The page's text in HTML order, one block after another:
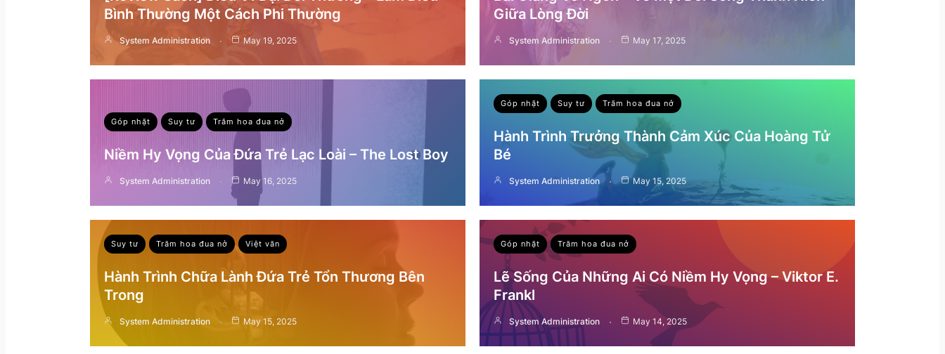
Bình Thường Một Cách Phi Thường
System Administration May 19, 2025
Giữa Lòng Đời
System Administration May 17, 2025
Góp nhặt Suy tư Trăm hoa đua nở
Niềm Hy Vọng Của Đứa Trẻ Lạc Loài – The Lost Boy
System Administration May 16, 2025
Góp nhặt Suy tư Trăm hoa đua nở
Hành Trình Trưởng Thành Cảm Xúc Của Hoàng Tử
Bé
System Administration May 15, 2025
Suy tư Trăm hoa đua nở Việt văn
Hành Trình Chữa Lành Đứa Trẻ Tổn Thương Bên
Trong
System Administration May 15, 2025
Góp nhặt Trăm hoa đua nở
Lẽ Sống Của Những Ai Có Niềm Hy Vọng – Viktor E.
Frankl
System Administration May 14, 2025